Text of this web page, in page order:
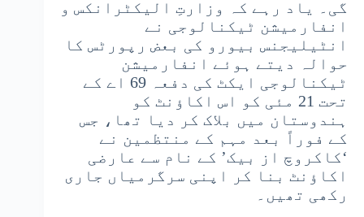
گی۔ یاد رہے کہ وزارتِ الیکٹرانکس و
انفارمیشن ٹیکنالوجی نے
انٹیلیجنس بیورو کی بعض رپورٹس کا
حوالہ دیتے ہوئے انفارمیشن
ٹیکنالوجی ایکٹ کی دفعہ 69 اے کے
تحت 21 مئی کو اس اکاؤنٹ کو
ہندوستان میں بلاک کر دیا تھا، جس
کے فوراً بعد مہم کے منتظمین نے
‘کاکروچ از بیک’ کے نام سے عارضی
اکاؤنٹ بنا کر اپنی سرگرمیاں جاری
رکھی تھیں۔